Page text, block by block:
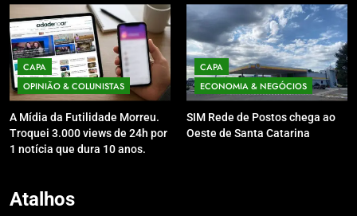
em Florianópolis
CAPA
OPINIÃO & COLUNISTAS
A Mídia da Futilidade Morreu.
Troquei 3.000 views de 24h por
1 notícia que dura 10 anos.
CAPA
ECONOMIA & NEGÓCIOS
SIM Rede de Postos chega ao
Oeste de Santa Catarina
Atalhos